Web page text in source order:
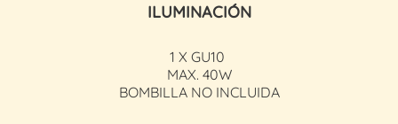
ILUMINACIÓN
1 X GU10
MAX. 40W
BOMBILLA NO INCLUIDA